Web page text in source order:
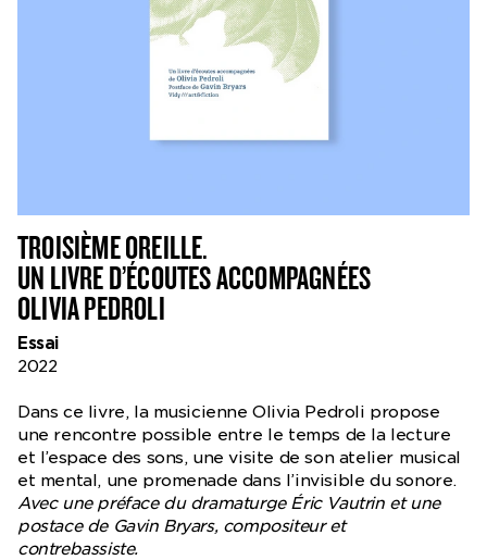
TROISIÈME OREILLE.
UN LIVRE D’ÉCOUTES ACCOMPAGNÉES
OLIVIA PEDROLI
Essai
2022
Dans ce livre, la musicienne Olivia Pedroli propose
une rencontre possible entre le temps de la lecture
et l’espace des sons, une visite de son atelier musical
et mental, une promenade dans l’invisible du sonore.
Avec une préface du dramaturge Éric Vautrin et une
postace de Gavin Bryars, compositeur et
contrebassiste.